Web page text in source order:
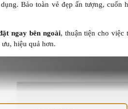
Bảo toàn vẻ đẹp ấn tượng, cuốn
ngay bên ngoài, thuận tiện cho việc
hiệu quả hơn.